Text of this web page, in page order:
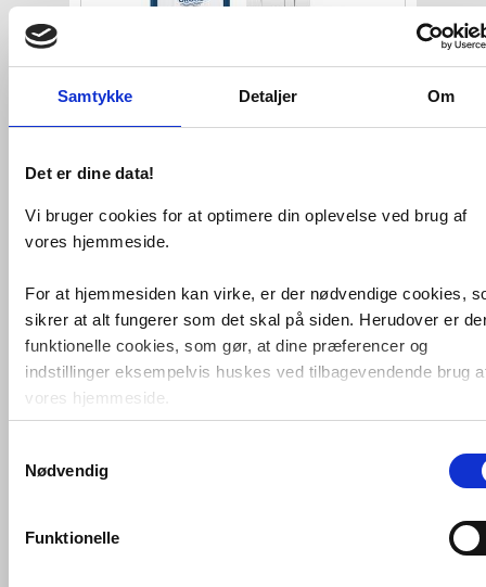
Samtykke Detaljer Om
Det er dine data!
Vi bruger cookies for at optimere din oplevelse ved brug af
vores hjemmeside.
For at hjemmesiden kan virke, er der nødvendige cookies,
sikrer at alt fungerer som det skal på siden. Herudover er
funktionelle cookies, som gør, at dine præferencer og
indstillinger eksempelvis huskes ved tilbagevendende brug
vores hjemmeside.
Foruden nødvendige og funktionelle cookies er der
cookies. Disse bruger vi bl.a. til at måle trafik, omsætning,
marketingcookies, som vi bruger til at målrette vores
markedsføring med henblik på annonceindhold, som giver
Nødvendig
Funktionelle
Villeroy & Boch Subway 2.0
sæde m/soft-close,mellem cisterne
Levering 1-2 dage
Fragt 0,-
5.952,- Køb